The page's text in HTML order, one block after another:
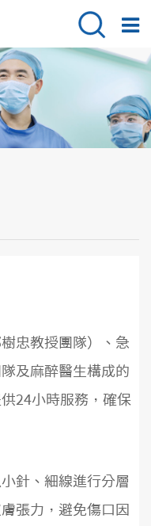
忠教授團隊）、急
及麻醉醫生構成的
24小時服務，確保
針、細線進行分層
張力，避免傷口因